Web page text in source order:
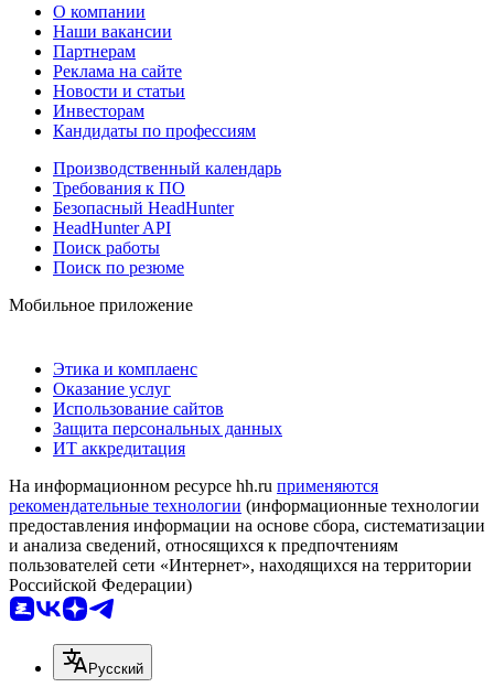
О компании
Наши вакансии
Партнерам
Реклама на сайте
Новости и статьи
Инвесторам
Кандидаты по профессиям
Производственный календарь
Требования к ПО
Безопасный HeadHunter
HeadHunter API
Поиск работы
Поиск по резюме
Мобильное приложение
Этика и комплаенс
Оказание услуг
Использование сайтов
Защита персональных данных
ИТ аккредитация
На информационном ресурсе hh.ru применяются
рекомендательные технологии (информационные технологии
предоставления информации на основе сбора, систематизации
и анализа сведений, относящихся к предпочтениям
пользователей сети «Интернет», находящихся на территории
Российской Федерации)
Русский